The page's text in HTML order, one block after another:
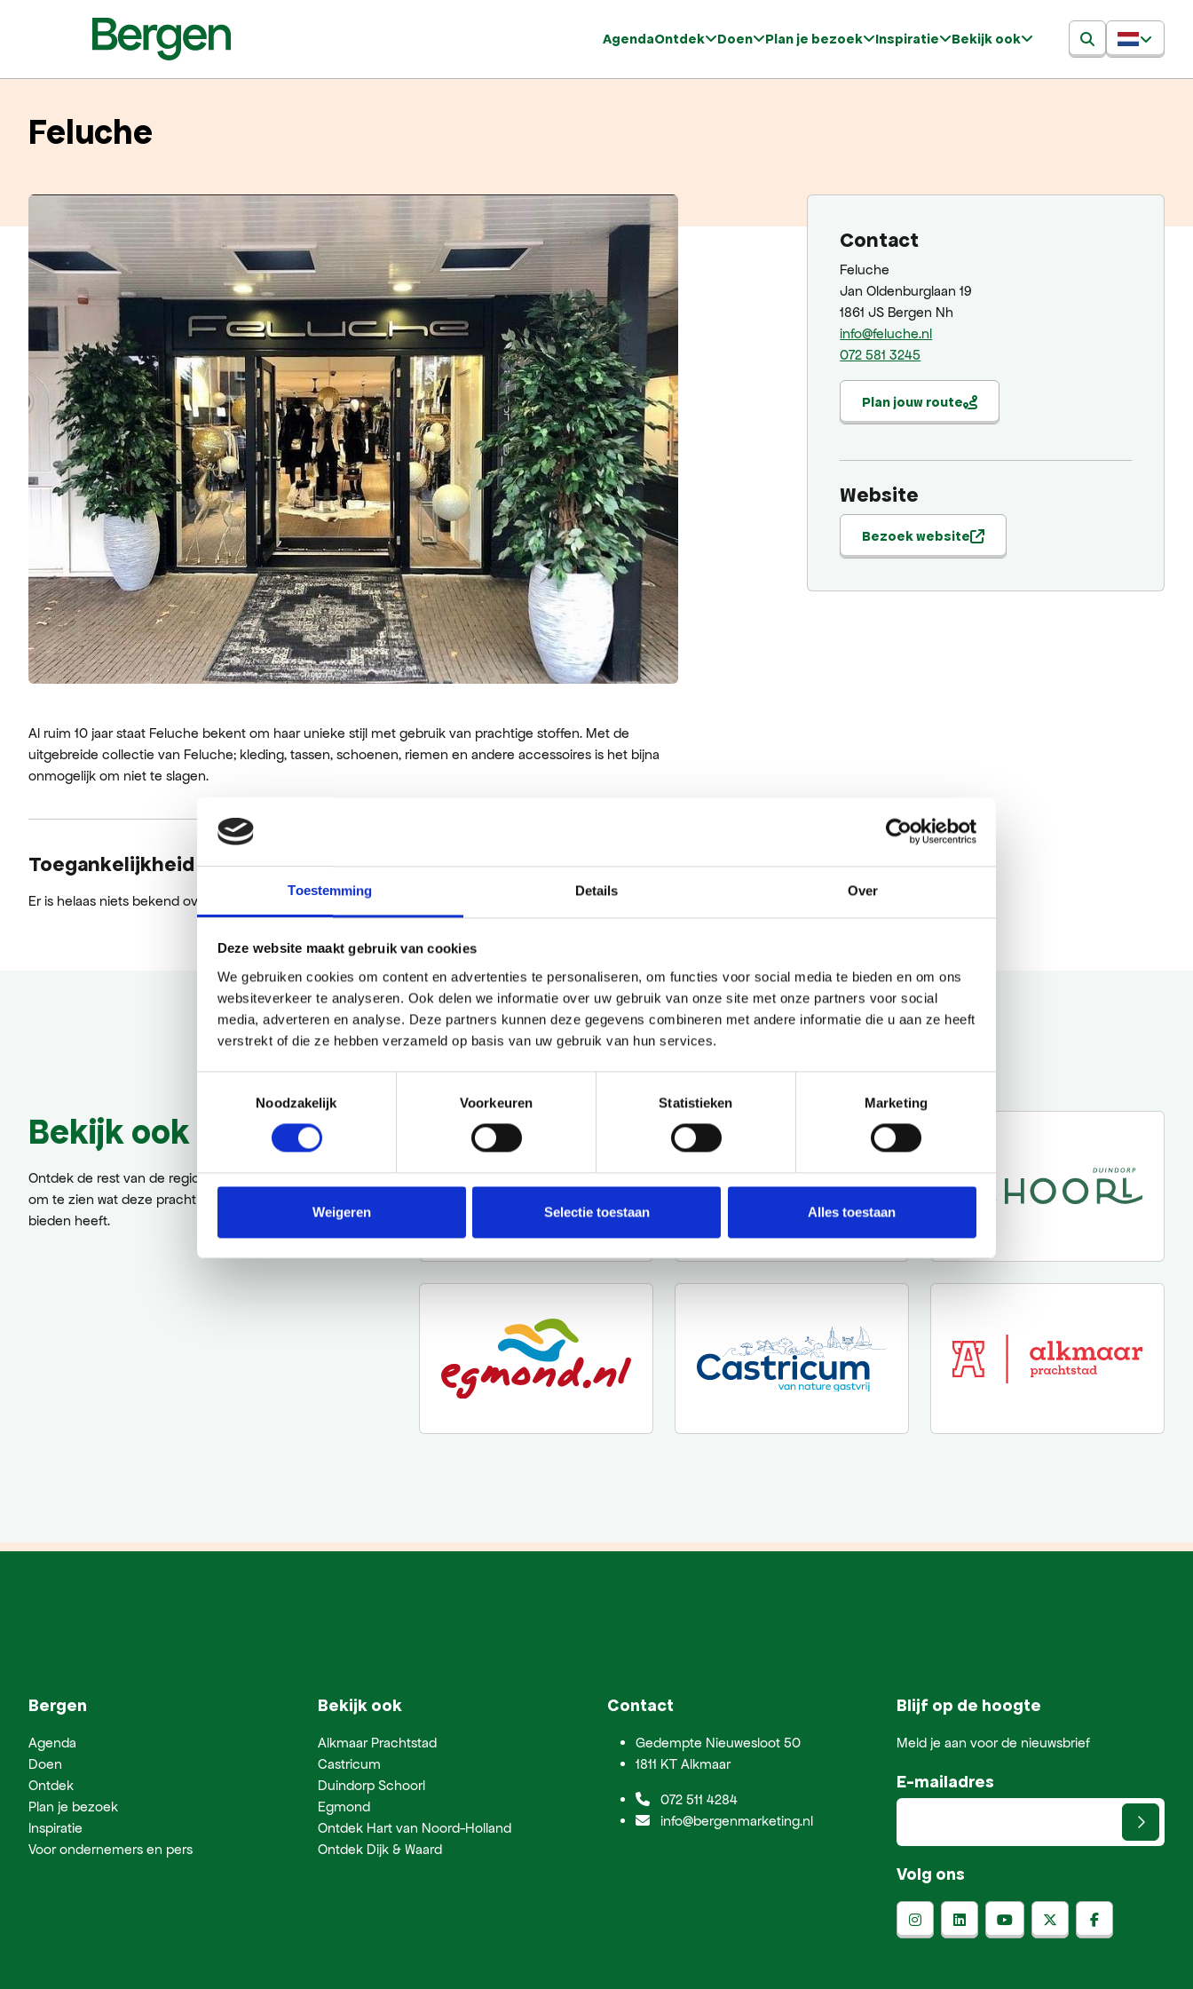
Toestemming Details Over
Deze website maakt gebruik van cookies
We gebruiken cookies om content en advertenties te personaliseren, om functies voor social media te bieden en om ons
websiteverkeer te analyseren. Ook delen we informatie over uw gebruik van onze site met onze partners voor social
media, adverteren en analyse. Deze partners kunnen deze gegevens combineren met andere informatie die u aan ze heeft
verstrekt of die ze hebben verzameld op basis van uw gebruik van hun services.
Noodzakelijk
Voorkeuren Statistieken Marketing
Weigeren Selectie toestaan Alles toestaan
AgendaOntdek Doen Plan je bezoek Inspiratie Bekijk ook
Feluche
Al ruim 10 jaar staat Feluche bekent om haar unieke stijl met gebruik van prachtige stoffen. Met de
uitgebreide collectie van Feluche; kleding, tassen, schoenen, riemen en andere accessoires is het bijna
onmogelijk om niet te slagen.
Toegankelijkheid
Er is helaas niets bekend over de toegankelijkheid.
Contact
Feluche
Jan Oldenburglaan 19
1861 JS Bergen Nh
info@feluche.nl
072 581 3245
Plan jouw route
Website
Bezoek website
Bekijk ook eens
Ontdek de rest van de regio! Bekijk de andere websites
om te zien wat deze prachtige omgeving nog meer te
bieden heeft.
Bergen
Agenda
Doen
Ontdek
Plan je bezoek
Inspiratie
Voor ondernemers en pers
Bekijk ook
Alkmaar Prachtstad
Castricum
Duindorp Schoorl
Egmond
Ontdek Hart van Noord-Holland
Ontdek Dijk & Waard
Contact
Gedempte Nieuwesloot 50
1811 KT Alkmaar
072 511 4284
info@bergenmarketing.nl
Blijf op de hoogte
Meld je aan voor de nieuwsbrief
E-mailadres
Volg ons